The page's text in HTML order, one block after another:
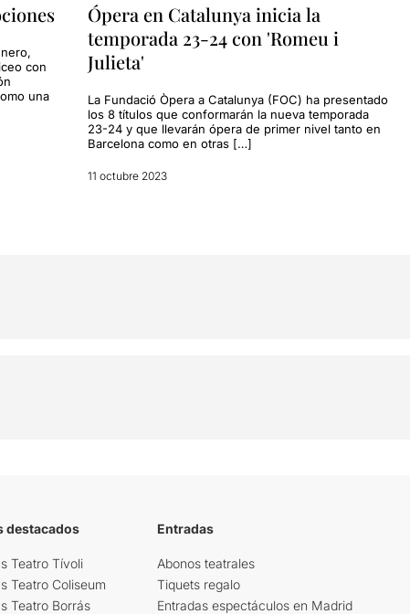
con
una
Ópera en Catalunya inicia la
temporada 23-24 con 'Romeu i
Julieta'
La Fundació Òpera a Catalunya (FOC) ha presentado
los 8 títulos que conformarán la nueva temporada
23-24 y que llevarán ópera de primer nivel tanto en
Barcelona como en otras […]
11 octubre 2023
destacados
Teatro Tívoli
Teatro Coliseum
Teatro Borrás
Entradas
Abonos teatrales
Tiquets regalo
Entradas espectáculos en Madrid